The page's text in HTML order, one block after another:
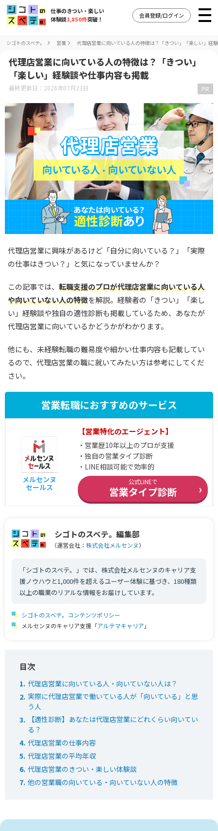
仕事のきつい・楽しい
体験談1,850件突破！
会員登録/ログイン
シゴトのスベテ。 営業 代理店営業に向いている人の特徴は？「きつい」「楽しい」経
代理店営業に向いている人の特徴は？「きつい」
「楽しい」経験談や仕事内容も掲載
最終更新日：2026年07月23日 PR
代理店営業に興味があるけど「自分に向いている？」「実際
の仕事はきつい？」と気になっていませんか？
この記事では、 転職支援のプロが代理店営業に向いている人
や向いていない人の特徴を解説。経験者の「きつい」「楽し
い」経験談や独自の適性診断も掲載しているため、あなたが
代理店営業に向いているかどうかがわかります。
他にも、未経験転職の難易度や細かい仕事内容も記載してい
るので、代理店営業の職に就いてみたい方は参考にしてくだ
さい。
営業転職におすすめのサービス
メルセンヌ
セールス
【営業特化のエージェント】
・営業歴10年以上のプロが支援
・独自の営業タイプ診断
・LINE相談可能で効率的
公式LINEで
営業タイプ診断 ›
シゴトのスベテ。編集部
（運営会社： 株式会社メルセンヌ）
「シゴトのスベテ。」では、株式会社メルセンヌのキャリア支
援ノウハウと1,000件を超えるユーザー体験に基づき、180種類
以上の職業のリアルな情報をお届けしています。
シゴトのスベテ。コンテンツポリシー
メルセンヌのキャリア支援「アルテマキャリア 」
代理店営業に向いている人・向いていない人は？
実際に代理店営業で働いている人が「向いている」と思
う人
【適性診断】あなたは代理店営業にどれくらい向いてい
る？
代理店営業の仕事内容
代理店営業の平均年収
代理店営業のきつい・楽しい体験談
他の営業職の向いている・向いていない人の特徴